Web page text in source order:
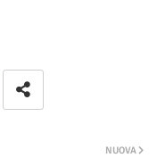
NUOVA